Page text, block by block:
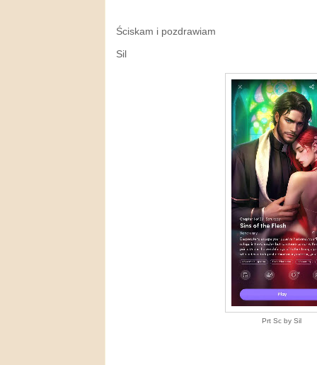
Ściskam i pozdrawiam
Sil
Prt Sc by Sil